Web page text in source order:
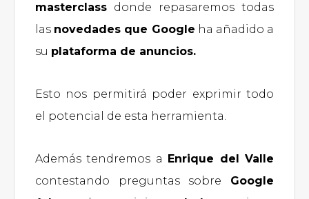
masterclass donde repasaremos todas
las novedades que Google ha añadido a
su plataforma de anuncios.
Esto nos permitirá poder exprimir todo
el potencial de esta herramienta.
Además tendremos a Enrique del Valle
contestando preguntas sobre Google